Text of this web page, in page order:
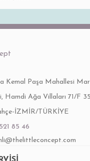
Kemal Paşa Mahallesi
Hamdi Ağa Villaları 71/F
İZMİR/TÜRKİYE
85 46